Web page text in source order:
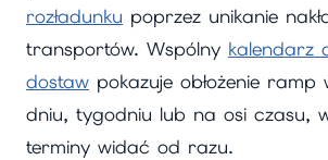
rozładunku poprzez unikanie
transportów. Wspólny kalendarz
dostaw pokazuje obłożenie
dniu, tygodniu lub na osi czasu,
terminy widać od razu.